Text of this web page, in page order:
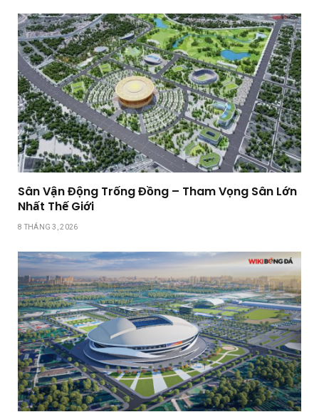
Sân Vận Động Trống Đồng – Tham Vọng Sân Lớn
Nhất Thế Giới
8 THÁNG 3, 2026